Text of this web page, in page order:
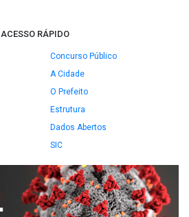
ACESSO RÁPIDO
Concurso Público
A Cidade
O Prefeito
Estrutura
Dados Abertos
SIC